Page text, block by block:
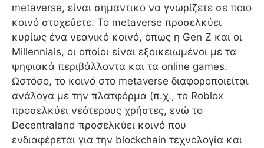
metaverse, είναι σημαντικό να γνωρίζετε σε ποιο
κοινό στοχεύετε. Το metaverse προσελκύει
κυρίως ένα νεανικό κοινό, όπως η Gen Z και οι
Millennials, οι οποίοι είναι εξοικειωμένοι με τα
ψηφιακά περιβάλλοντα και τα online games.
Ωστόσο, το κοινό στο metaverse διαφοροποιείται
ανάλογα με την πλατφόρμα (π.χ., το Roblox
προσελκύει νεότερους χρήστες, ενώ το
Decentraland προσελκύει κοινό που
ενδιαφέρεται για την blockchain τεχνολογία και